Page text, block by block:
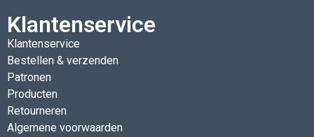
Klantenservice
Klantenservice
Bestellen & verzenden
Patronen
Producten
Retourneren
Algemene voorwaarden